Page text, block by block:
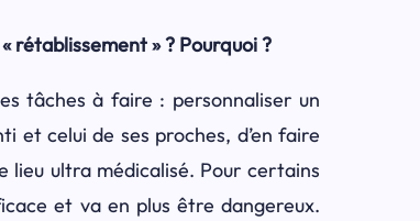
rétablissement » ? Pourquoi ?
tâches à faire : personnaliser un
et celui de ses proches, d’en faire
lieu ultra médicalisé. Pour certains
et va en plus être dangereux.